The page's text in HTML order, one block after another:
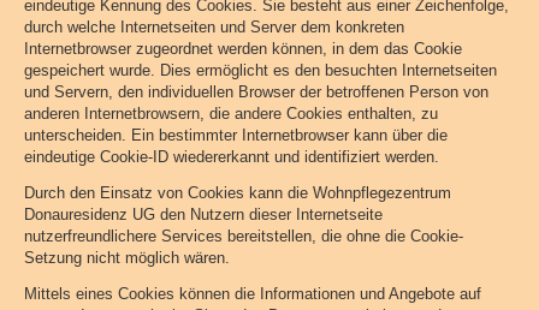
eindeutige Kennung des Cookies. Sie besteht aus einer Zeichenfolge,
durch welche Internetseiten und Server dem konkreten
Internetbrowser zugeordnet werden können, in dem das Cookie
gespeichert wurde. Dies ermöglicht es den besuchten Internetseiten
und Servern, den individuellen Browser der betroffenen Person von
anderen Internetbrowsern, die andere Cookies enthalten, zu
unterscheiden. Ein bestimmter Internetbrowser kann über die
eindeutige Cookie-ID wiedererkannt und identifiziert werden.
Durch den Einsatz von Cookies kann die Wohnpflegezentrum
Donauresidenz UG den Nutzern dieser Internetseite
nutzerfreundlichere Services bereitstellen, die ohne die Cookie-
Setzung nicht möglich wären.
Mittels eines Cookies können die Informationen und Angebote auf